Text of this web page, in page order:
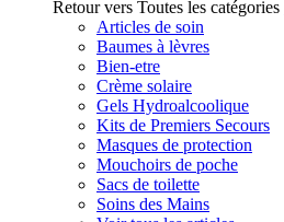
Retour vers Toutes les catégories
Articles de soin
Baumes à lèvres
Bien-etre
Crème solaire
Gels Hydroalcoolique
Kits de Premiers Secours
Masques de protection
Mouchoirs de poche
Sacs de toilette
Soins des Mains